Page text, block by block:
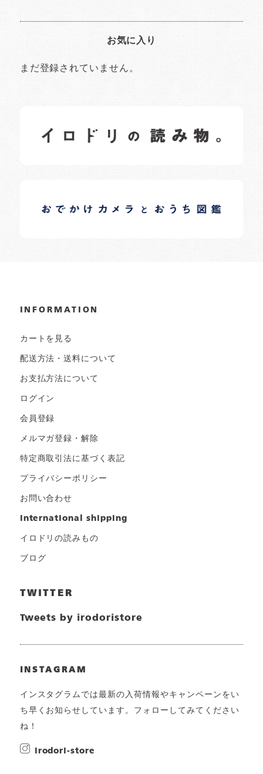
お気に入り
まだ登録されていません。
日常の様子など随時更新中です。
日常の様子など随時更新中です。
INFORMATION
カートを見る
配送方法・送料について
お支払方法について
ログイン
会員登録
メルマガ登録・解除
特定商取引法に基づく表記
プライバシーポリシー
お問い合わせ
international shipping
イロドリの読みもの
ブログ
TWITTER
Tweets by irodoristore
INSTAGRAM
インスタグラムでは最新の入荷情報やキャンペーンをい
ち早くお知らせしています。フォローしてみてください
ね！
irodori-store